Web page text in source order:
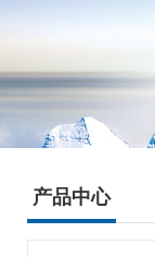
产品中心